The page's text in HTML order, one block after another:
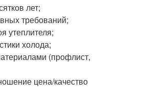
лет;
требований;
утеплителя;
холода;
(профлист,
цена/качество